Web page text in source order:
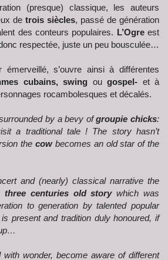
(presque) classique, les auteurs
de trois siècles, passé de génération
des conteurs populaires. L’Ogreest
respectée, juste un peu bousculée…
émerveillé, s’ouvre ainsi à différentes
cubains, swing ou gospel- et à
rocambolesques et décalés.
by a bevy ofgroupie chicks:
a traditional tale ! The story hasn’t
the cow becomes an old star of the
and (nearly) classical narrative the
three centuries old storywhich was
to generation by talented popular
is present and tradition duly honoured, if
with wonder, become aware of different